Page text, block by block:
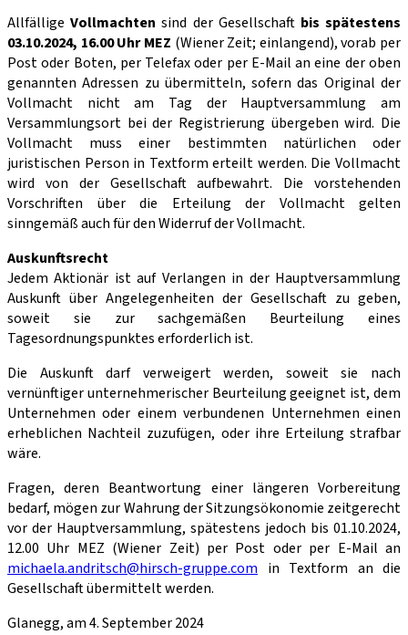
AllfälligeVollmachten sind der Gesellschaft bis spätestens
03.10.2024, 16.00 Uhr MEZ (Wiener Zeit; einlangend), vorab per
Post oder Boten, per Telefax oder per E-Mail an eine der oben
genannten Adressen zu übermitteln, sofern das Original der
Vollmacht nicht am Tag der Hauptversammlung am
Versammlungsort bei der Registrierung übergeben wird. Die
Vollmacht muss einer bestimmten natürlichen oder
juristischen Person in Textform erteilt werden. Die Vollmacht
wird von der Gesellschaft aufbewahrt. Die vorstehenden
Vorschriften über die Erteilung der Vollmacht gelten
sinngemäß auch für den Widerruf der Vollmacht.
Auskunftsrecht
Jedem Aktionär ist auf Verlangen in der Hauptversammlung
Auskunft über Angelegenheiten der Gesellschaft zu geben,
soweit sie zur sachgemäßen Beurteilung eines
Tagesordnungspunktes erforderlich ist.
Die Auskunft darf verweigert werden, soweit sie nach
vernünftiger unternehmerischer Beurteilung geeignet ist, dem
Unternehmen oder einem verbundenen Unternehmen einen
erheblichen Nachteil zuzufügen, oder ihre Erteilung strafbar
wäre.
Fragen, deren Beantwortung einer längeren Vorbereitung
bedarf, mögen zur Wahrung der Sitzungsökonomie zeitgerecht
vor der Hauptversammlung, spätestens jedoch bis 01.10.2024,
12.00 Uhr MEZ (Wiener Zeit) per Post oder per E-Mail an
michaela.andritsch@hirsch-gruppe.com in Textform an die
Gesellschaft übermittelt werden.
Glanegg, am 4. September 2024